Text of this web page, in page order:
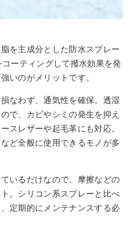
を主成分とした防水スプレー
ーティングして撥水効果を発
いのがメリットです。
なわず、通気性を確保。透湿
で、カビやシミの発生を抑え
スレザーや起毛革にも対応。
ど全般に使用できるモノが多
いるだけなので、摩擦などの
。シリコン系スプレーと比べ
定期的にメンテナンスする必